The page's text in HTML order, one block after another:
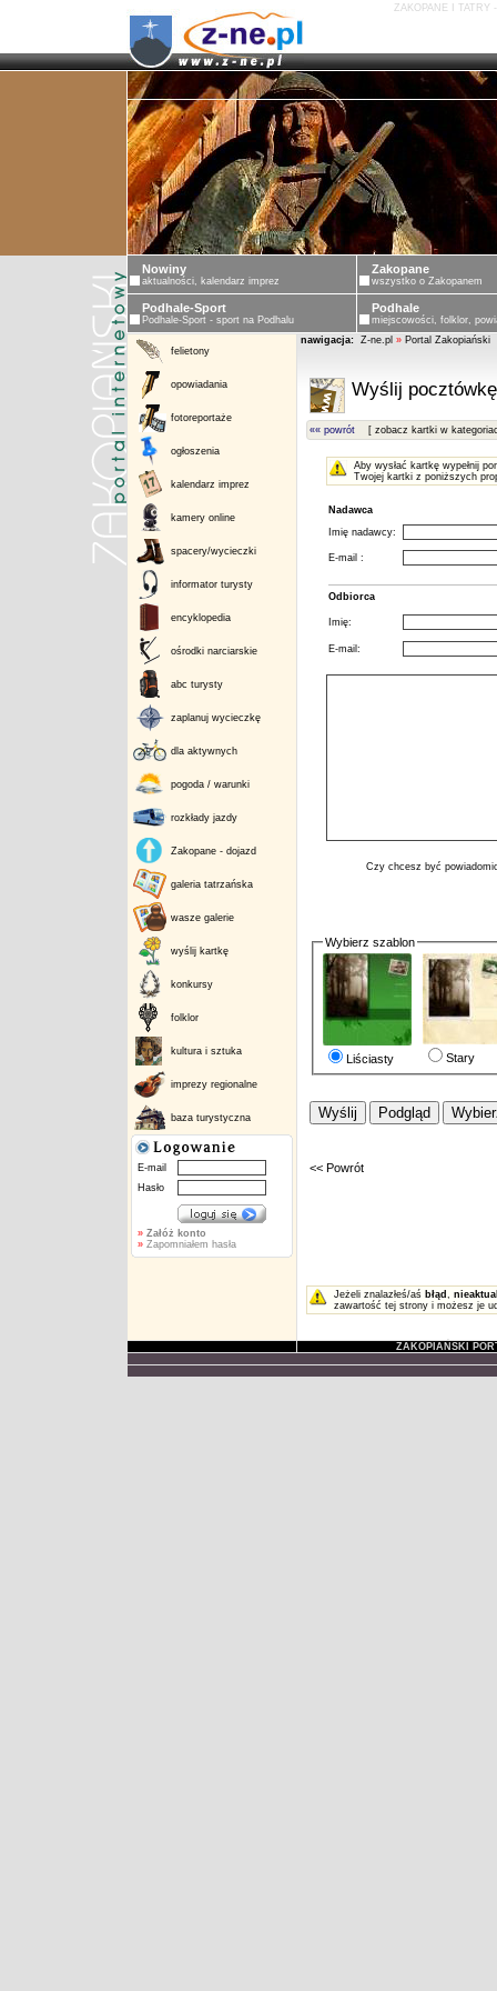
ZAKOPANE I TATRY
Nowiny
aktualności, kalendarz imprez
Zakopane
wszystko o Zakopanem
Podhale-Sport
Podhale-Sport - sport na Podhalu
Podhale
miejscowości, folklor,
felietony
opowiadania
fotoreportaże
ogłoszenia
kalendarz imprez
kamery online
spacery/wycieczki
informator turysty
encyklopedia
ośrodki narciarskie
abc turysty
zaplanuj wycieczkę
dla aktywnych
pogoda / warunki
rozkłady jazdy
Zakopane - dojazd
galeria tatrzańska
wasze galerie
wyślij kartkę
konkursy
folklor
kultura i sztuka
imprezy regionalne
baza turystyczna
E-mail
Hasło
» Załóż konto
» Zapomniałem hasła
nawigacja: Z-ne.pl » Portal Zakopiański
Wyślij
«« powrót [ zobacz kartki w
Aby wysłać kartkę wypełnij
Twojej kartki z poniższych
Nadawca
Imię nadawcy:
E-mail :
Odbiorca
Imię:
E-mail:
Czy chcesz być
Wybierz szablon
Liściasty Stary
<< Powrót
Jeżeli znalazłeś/aś błąd ,
zawartość tej strony i możesz je
ZAKOPIAŃSKI